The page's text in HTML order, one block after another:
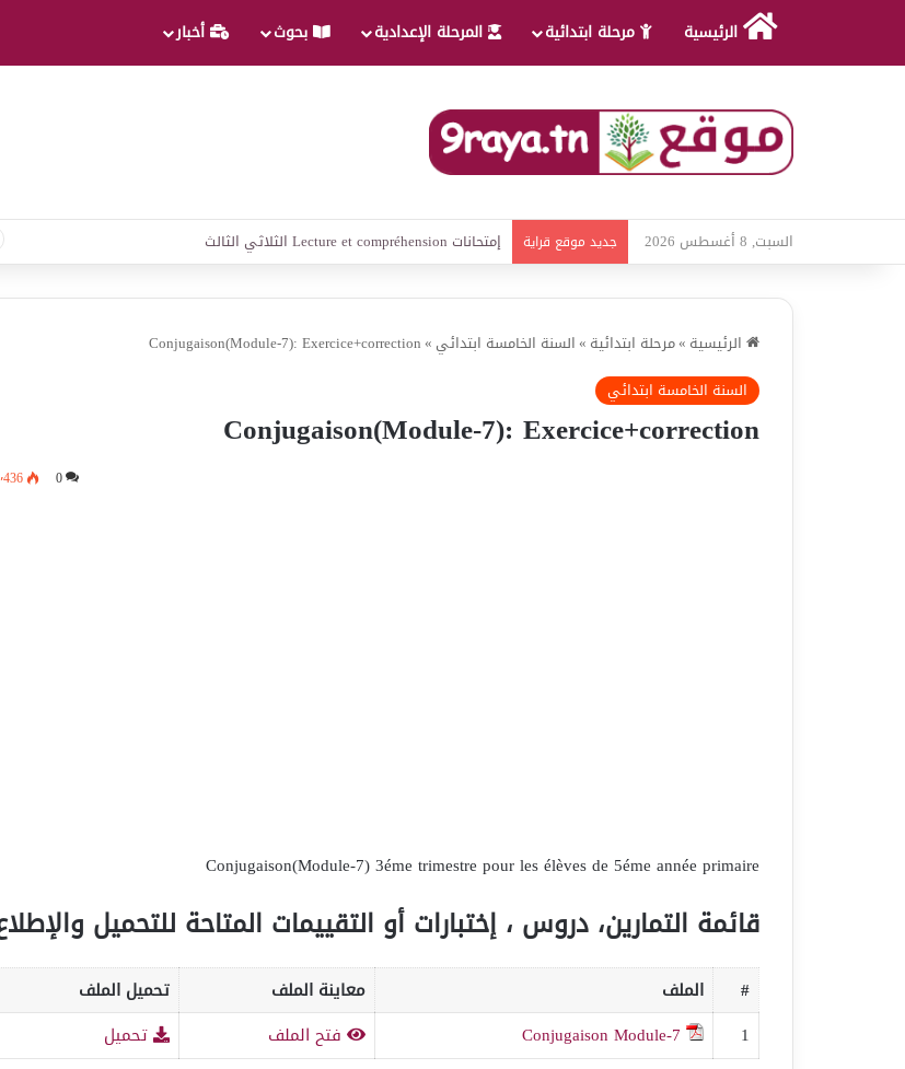
الرئيسية مرحلة ابتدائية المرحلة الإعدادية بحوث أخبار
السبت, 8 أغسطس 2026 جديد موقع قراية امتحانات قواعد لغة الثلاثي الثالث
الرئيسية »مرحلة ابتدائية »السنة الخامسة ابتدائي »
Conjugaison(Module-7): Exercice+correction
السنة الخامسة ابتدائي
Conjugaison(Module-7): Exercice+correction
0
Conjugaison(Module-7) 3éme trimestre pour les élèves de 5éme année primaire
قائمة التمارين، دروس ، إختبارات أو التقييمات المتاحة للتحميل
# الملف معاينة الملف
تحميل الملف
1
Conjugaison Module-7 فتح الملف تحميل